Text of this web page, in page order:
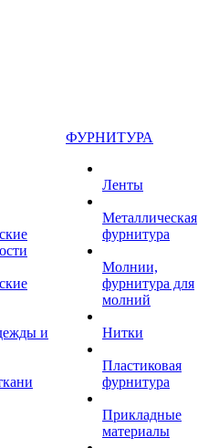
и
ФУРНИТУРА
Ленты
Металлическая
фурнитура
Молнии,
фурнитура для
молний
Нитки
Пластиковая
фурнитура
Прикладные
материалы